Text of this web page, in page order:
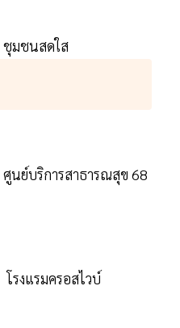
ชุมชนสดใส
ศูนย์บริการสาธารณสุข 68
โรงแรมครอสไวบ์